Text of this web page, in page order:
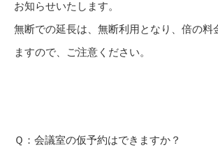
お知らせいたします。
無断での延長は、無断利用となり、倍の料
ますので、ご注意ください。
Ｑ：会議室の仮予約はできますか？